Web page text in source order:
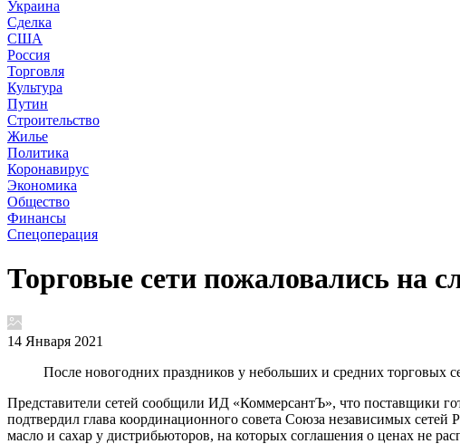
Украина
Сделка
США
Россия
Торговля
Культура
Путин
Строительство
Жилье
Политика
Коронавирус
Экономика
Общество
Финансы
Спецоперация
Торговые сети пожаловались на
14 Января 2021
После новогодних праздников у небольших и средних торговых
Представители сетей сообщили ИД «КоммерсантЪ», что поставщики
подтвердил глава координационного совета Союза независимых
масло и сахар у дистрибьюторов, на которых соглашения о ценах не